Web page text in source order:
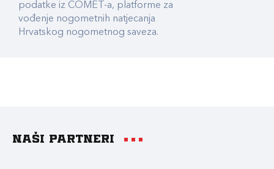
podatke iz COMET-a, platforme za
vođenje nogometnih natjecanja
Hrvatskog nogometnog saveza.
Naši partneri